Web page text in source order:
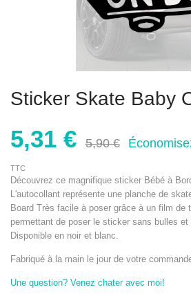
Sticker Skate Baby
5,31 € 5,90 €
TTC
Découvrez ce magnifique sticker Bébé à
L'autocollant représente une planche de
Board Très facile à poser grâce à un film de
permettant de poser le sticker sans bulles et
Disponible en noir et blanc.
Fabriqué à la main le jour de votre
Une question? Venez chater avec moi!